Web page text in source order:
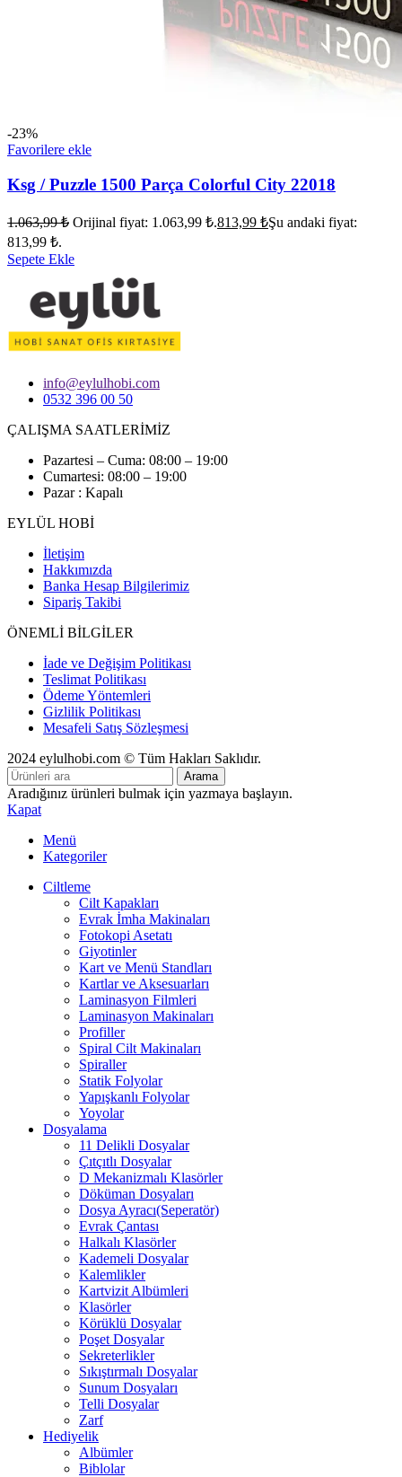
-23%
Favorilere ekle
Ksg / Puzzle 1500 Parça Colorful City 22018
1.063,99₺ Orijinal fiyat: 1.063,99 ₺.813,99 ₺Şu andaki fiyat:
813,99 ₺.
Sepete Ekle
info@eylulhobi.com
0532 396 00 50
ÇALIŞMA SAATLERİMİZ
Pazartesi – Cuma: 08:00 – 19:00
Cumartesi: 08:00 – 19:00
Pazar : Kapalı
EYLÜL HOBİ
İletişim
Hakkımızda
Banka Hesap Bilgilerimiz
Sipariş Takibi
ÖNEMLİ BİLGİLER
İade ve Değişim Politikası
Teslimat Politikası
Ödeme Yöntemleri
Gizlilik Politikası
Mesafeli Satış Sözleşmesi
2024 eylulhobi.com © Tüm Hakları Saklıdır.
Arama
Aradığınız ürünleri bulmak için yazmaya başlayın.
Kapat
Menü
Kategoriler
Ciltleme
Cilt Kapakları
Evrak İmha Makinaları
Fotokopi Asetatı
Giyotinler
Kart ve Menü Standları
Kartlar ve Aksesuarları
Laminasyon Filmleri
Laminasyon Makinaları
Profiller
Spiral Cilt Makinaları
Spiraller
Statik Folyolar
Yapışkanlı Folyolar
Yoyolar
Dosyalama
11 Delikli Dosyalar
Çıtçıtlı Dosyalar
D Mekanizmalı Klasörler
Döküman Dosyaları
Dosya Ayracı(Seperatör)
Evrak Çantası
Halkalı Klasörler
Kademeli Dosyalar
Kalemlikler
Kartvizit Albümleri
Klasörler
Körüklü Dosyalar
Poşet Dosyalar
Sekreterlikler
Sıkıştırmalı Dosyalar
Sunum Dosyaları
Telli Dosyalar
Zarf
Hediyelik
Albümler
Biblolar